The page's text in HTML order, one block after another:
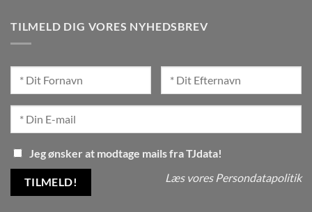
TILMELD DIG VORES NYHEDSBREV
Jeg ønsker at modtage mails fra TJdata!
Læs vores Persondatapolitik